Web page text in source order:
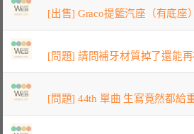
[出售] Graco提籃汽座（有底座
[問題] 請問補牙材質掉了還能
[問題] 44th 單曲 生寫竟然都給